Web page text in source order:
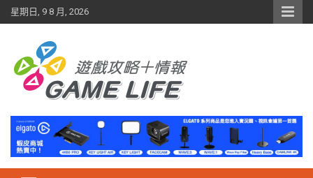
Skip
to
星期日, 9 8 月, 2026